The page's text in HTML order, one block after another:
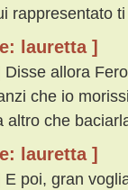
rappresentato ti
lauretta ]
Disse allora
che io
altro che
lauretta ]
E poi, gran